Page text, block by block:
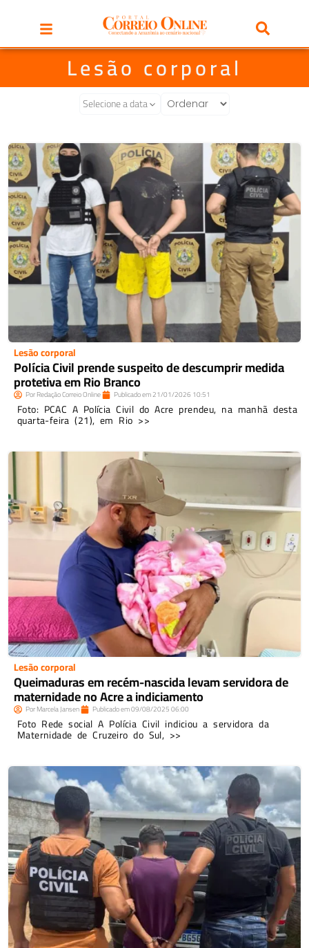
Lesão corporal
Selecione a data
Lesão corporal
Polícia Civil prende suspeito de descumprir medida
protetiva em Rio Branco
PorRedação Correio Online Publicado em21/01/2026 10:51
Foto: PCAC A Polícia Civil do Acre prendeu, na manhã desta
quarta-feira (21), em Rio >>
Lesão corporal
Queimaduras em recém-nascida levam servidora de
maternidade no Acre a indiciamento
PorMarcela Jansen Publicado em09/08/202506:00
Foto Rede social A Polícia Civil indiciou a servidora da
Maternidade de Cruzeiro do Sul, >>